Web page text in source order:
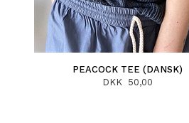
PEACOCK TEE (DANSK)
DKK 50,00